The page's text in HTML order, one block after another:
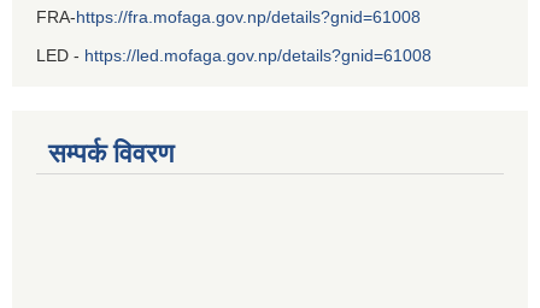
FRA-https://fra.mofaga.gov.np/details?gnid=61008
LED - https://led.mofaga.gov.np/details?gnid=61008
सम्पर्क विवरण